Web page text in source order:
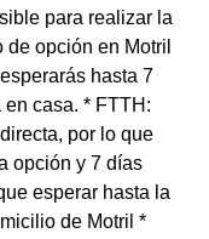
para realizar la
opción en Motril
hasta 7
casa. * FTTH:
por lo que
opción y 7 días
esperar hasta la
de Motril *